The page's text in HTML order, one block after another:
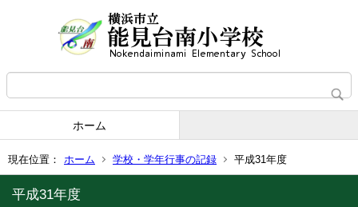
ホーム
現在位置： ホーム 学校・学年行事の記録 平成31年度
平成31年度